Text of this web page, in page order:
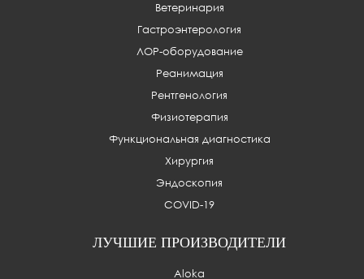
Ветеринария
Гастроэнтерология
ЛОР-оборудование
Реанимация
Рентгенология
Физиотерапия
Функциональная диагностика
Хирургия
Эндоскопия
COVID-19
ЛУЧШИЕ ПРОИЗВОДИТЕЛИ
Aloka